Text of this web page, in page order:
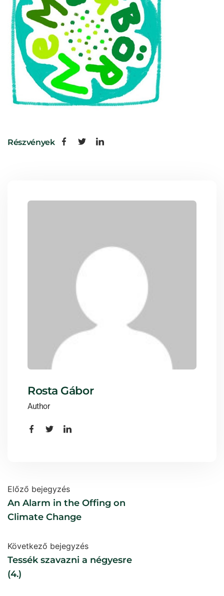
Részvények
Rosta Gábor
Author
Előző bejegyzés
An Alarm in the Offing on
Climate Change
Következő bejegyzés
Tessék szavazni a négyesre
(4.)